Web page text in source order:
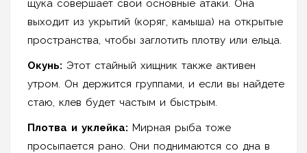
щука совершает свои основные атаки. Она
выходит из укрытий (коряг, камыша) на открытые
пространства, чтобы заглотить плотву или ельца.
Окунь: Этот стайный хищник также активен
утром. Он держится группами, и если вы найдете
стаю, клев будет частым и быстрым.
Плотва и уклейка: Мирная рыба тоже
просыпается рано. Они поднимаются со дна в